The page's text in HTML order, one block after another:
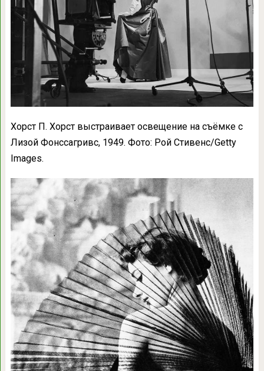
Хорст П. Хорст выстраивает освещение на съёмке с
Лизой Фонссагривс, 1949. Фото: Рой Стивенс/Getty
Images.